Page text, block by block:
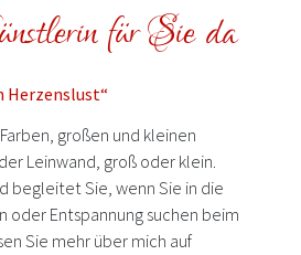
für Sie da
Herzenslust“
großen und kleinen
Leinwand, groß oder klein.
begleitet Sie, wenn Sie in die
oder Entspannung suchen beim
Sie mehr über mich auf